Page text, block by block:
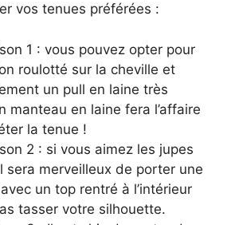
vos tenues préférées :
1 : vous pouvez opter pour
roulotté sur la cheville et
un pull en laine très
manteau en laine fera l’affaire
la tenue !
2 : si vous aimez les jupes
sera merveilleux de porter une
un top rentré à l’intérieur
tasser votre silhouette.